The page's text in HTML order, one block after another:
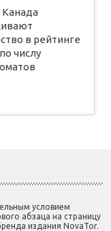
в рейтинге
числу
условием
абзаца на страницу
издания NovaTor.